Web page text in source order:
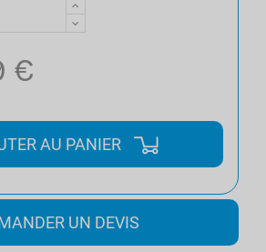
€
AU PANIER
UN DEVIS